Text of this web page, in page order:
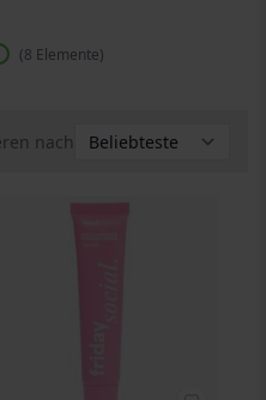
8 Elemente
nach